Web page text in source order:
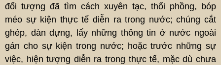
đối tượng đã tìm cách xuyên tạc, thổi phồng, bóp
méo sự kiện thực tế diễn ra trong nước; chúng cắt
ghép, dàn dựng, lấy những thông tin ở nước ngoài
gán cho sự kiện trong nước; hoặc trước những sự
việc, hiện tượng diễn ra trong thực tế, mặc dù chưa